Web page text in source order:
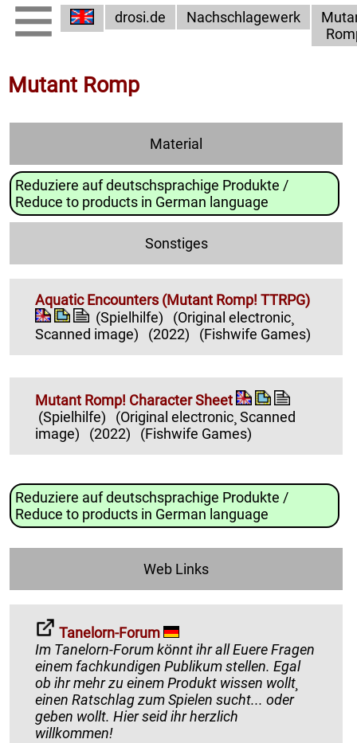
drosi.de Nachschlagewerk
Mutant Romp
Material
Reduziere auf deutschsprachige Produkte /
Reduce to products in German language
Sonstiges
Aquatic Encounters (Mutant Romp! TTRPG)
(Spielhilfe)
(Original electronic¸
Scanned image)
(2022) (Fishwife Games)
Mutant Romp! Character Sheet
(Spielhilfe)
(Original electronic¸ Scanned
image)
(2022) (Fishwife Games)
Reduziere auf deutschsprachige Produkte /
Reduce to products in German language
Web Links
Tanelorn-Forum
Im Tanelorn-Forum könnt ihr all Euere Fragen
einem fachkundigen Publikum stellen. Egal
ob ihr mehr zu einem Produkt wissen wollt¸
einen Ratschlag zum Spielen sucht... oder
geben wollt. Hier seid ihr herzlich
willkommen!